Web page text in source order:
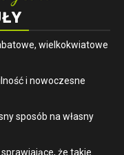
wielkokwiatowe
i nowoczesne
sposób na własny
że takie